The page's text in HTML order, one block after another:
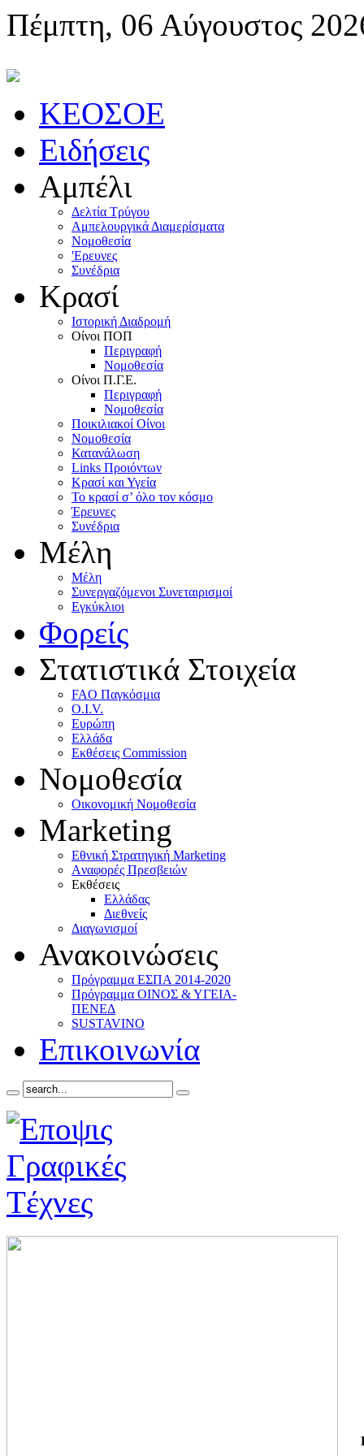
Πέμπτη, 06 Αύγουστος
KEOΣOE
Ειδήσεις
Αμπέλι
Δελτία Τρύγου
Αμπελουργικά Διαμερίσματα
Nομοθεσία
'Eρευνες
Συνέδρια
Κρασί
Iστορική Διαδρομή
Oίνοι ΠOΠ
Περιγραφή
Nομοθεσία
Oίνοι Π.Γ.E.
Περιγραφή
Νομοθεσία
Ποικιλιακοί Oίνοι
Nομοθεσία
Κατανάλωση
Links Προιόντων
Κρασί και Υγεία
To κρασί σ’ όλο τον κόσμο
Έρευνες
Συνέδρια
Μέλη
Mέλη
Συνεργαζόμενοι Συνεταιρισμοί
Εγκύκλιοι
Φορείς
Στατιστικά Στοιχεία
FAO Παγκόσμια
O.I.V.
Ευρώπη
Ελλάδα
Eκθέσεις Commission
Νομοθεσία
Οικονομική Νομοθεσία
Marketing
Eθνική Στρατηγική Marketing
Aναφορές Πρεσβειών
Eκθέσεις
Eλλάδας
Διεθνείς
Διαγωνισμοί
Ανακοινώσεις
Πρόγραμμα ΕΣΠΑ 2014-2020
Πρόγραμμα ΟΙΝΟΣ & ΥΓΕΙΑ-
ΠΕΝΕΔ
SUSTAVINO
Επικοινωνία